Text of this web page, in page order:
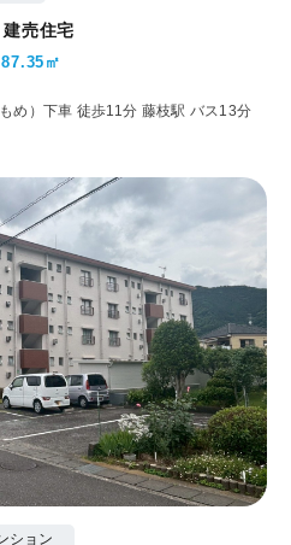
売住宅
87.35㎡
め）下車 徒歩11分 藤枝駅 バス13分
ション